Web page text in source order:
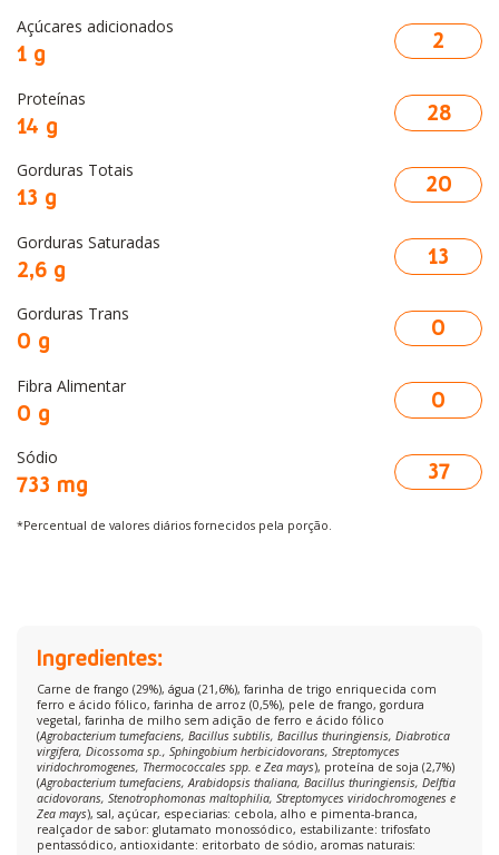
Açúcares adicionados
1 g 2
Proteínas
14 g 28
Gorduras Totais
13 g 20
Gorduras Saturadas
2,6 g 13
Gorduras Trans
0 g 0
Fibra Alimentar
0 g 0
Sódio
733 mg 37
*Percentual de valores diários fornecidos pela porção.
Ingredientes:
Carne de frango (29%), água (21,6%), farinha de trigo enriquecida com
ferro e ácido fólico, farinha de arroz (0,5%), pele de frango, gordura
vegetal, farinha de milho sem adição de ferro e ácido fólico
(Agrobacterium tumefaciens, Bacillus subtilis, Bacillus thuringiensis, Diabrotica
virgifera, Dicossoma sp., Sphingobium herbicidovorans, Streptomyces
viridochromogenes, Thermococcales spp. e Zea mays), proteína de soja (2,7%)
(Agrobacterium tumefaciens, Arabidopsis thaliana, Bacillus thuringiensis, Delftia
acidovorans, Stenotrophomonas maltophilia, Streptomyces viridochromogenes e
Zea mays), sal, açúcar, especiarias: cebola, alho e pimenta-branca,
realçador de sabor: glutamato monossódico, estabilizante: trifosfato
pentassódico, antioxidante: eritorbato de sódio, aromas naturais: